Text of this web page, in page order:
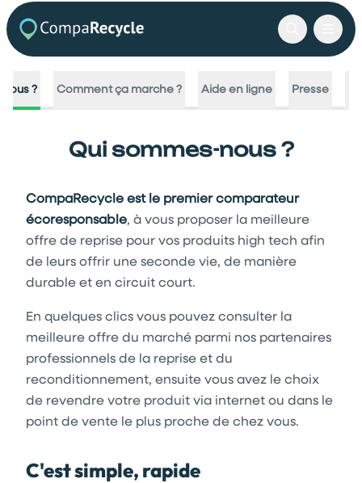
? Comment ça marche ? Aide en ligne Presse
Qui sommes-nous ?
CompaRecycle est le premier comparateur
écoresponsable, à vous proposer la meilleure
offre de reprise pour vos produits high tech afin
de leurs offrir une seconde vie, de manière
durable et en circuit court.
En quelques clics vous pouvez consulter la
meilleure offre du marché parmi nos partenaires
professionnels de la reprise et du
reconditionnement, ensuite vous avez le choix
de revendre votre produit via internet ou dans le
point de vente le plus proche de chez vous.
C'est simple, rapide